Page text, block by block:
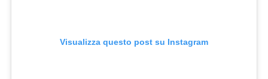
Visualizza questo post su Instagram